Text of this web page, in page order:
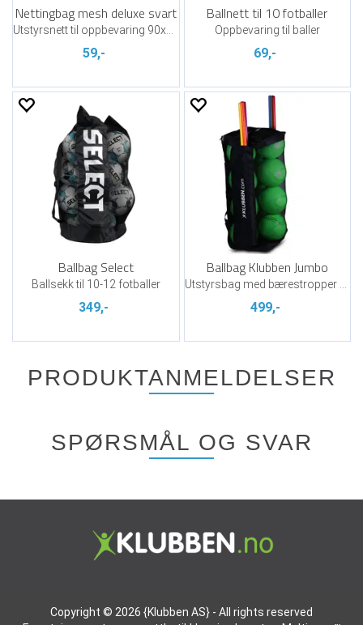
Nettingbag mesh deluxe svart
59,-
Ballnett til 10 fotballer
Oppbevaring til baller
69,-
Ballbag Select
Ballsekk til 10-12 fotballer
349,-
Ballbag Klubben Jumbo
499,-
PRODUKTANMELDELSER
SPØRSMÅL OG SVAR
Copyright © 2026 {Klubben AS} - All rights reserved